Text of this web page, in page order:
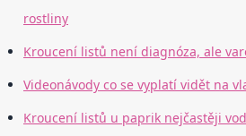
rostliny
Kroucení listů není diagnóza, ale
Videonávody co se vyplatí vidět na
Kroucení listů u paprik nejčastěji